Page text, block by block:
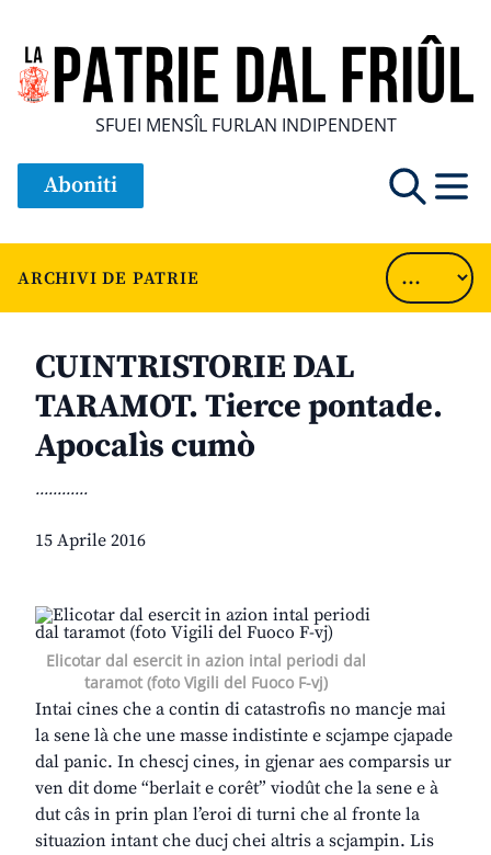
SFUEI MENSÎL FURLAN INDIPENDENT
Aboniti
ARCHIVI DE PATRIE
CUINTRISTORIE DAL
TARAMOT. Tierce pontade.
Apocalìs cumò
............
15 Aprile 2016
Elicotar dal esercit in azion intal periodi dal
taramot (foto Vigili del Fuoco F-vj)
Intai cines che a contin di catastrofis no mancje mai
la sene là che une masse indistinte e scjampe cjapade
dal panic. In chescj cines, in gjenar aes comparsis ur
ven dit dome “berlait e corêt” viodût che la sene e à
dut câs in prin plan l’eroi di turni che al fronte la
situazion intant che ducj chei altris a scjampin. Lis